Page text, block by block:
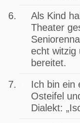
Als Kind
Theater
echt witzig
bereitet.
Ich bin ein
Osteifel
Dialekt: